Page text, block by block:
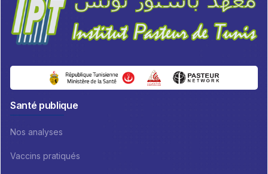
Santé publique
Nos analyses
Vaccins pratiqués